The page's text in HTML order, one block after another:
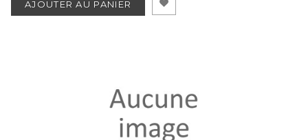
AJOUTER AU PANIER